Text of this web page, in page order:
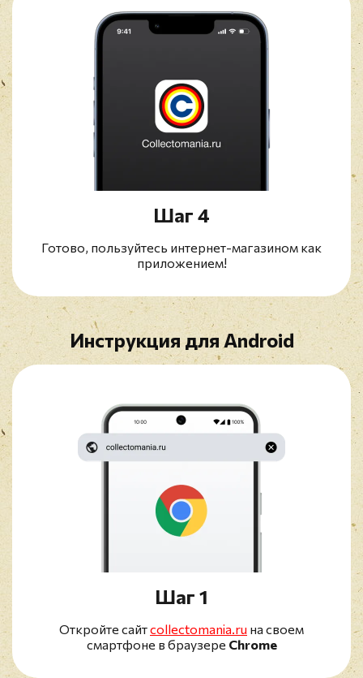
Шаг 4
Готово, пользуйтесь интернет-магазином как
приложением!
Инструкция для Android
Шаг 1
Откройте сайтcollectomania.ru на своем
смартфоне в браузере Chrome